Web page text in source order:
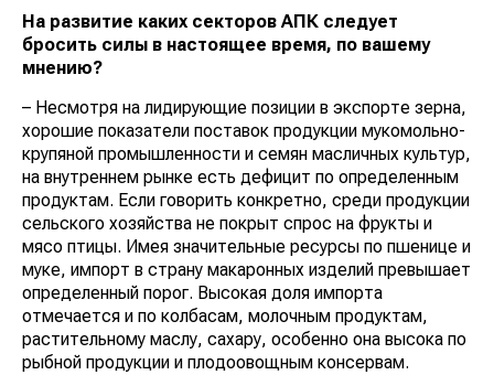
На развитие каких секторов АПК следует
бросить силы в настоящее время, по вашему
мнению?
– Несмотря на лидирующие позиции в экспорте зерна,
хорошие показатели поставок продукции мукомольно-
крупяной промышленности и семян масличных культур,
на внутреннем рынке есть дефицит по определенным
продуктам. Если говорить конкретно, среди продукции
сельского хозяйства не покрыт спрос на фрукты и
мясо птицы. Имея значительные ресурсы по пшенице и
муке, импорт в страну макаронных изделий превышает
определенный порог. Высокая доля импорта
отмечается и по колбасам, молочным продуктам,
растительному маслу, сахару, особенно она высока по
рыбной продукции и плодоовощным консервам.